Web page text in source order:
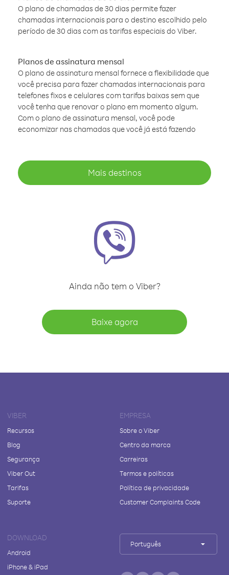
O plano de chamadas de 30 dias permite fazer
chamadas internacionais para o destino escolhido pelo
período de 30 dias com as tarifas especiais do Viber.
Planos de assinatura mensal
O plano de assinatura mensal fornece a flexibilidade que
você precisa para fazer chamadas internacionais para
telefones fixos e celulares com tarifas baixas sem que
você tenha que renovar o plano em momento algum.
Com o plano de assinatura mensal, você pode
economizar nas chamadas que você já está fazendo
Mais destinos
Ainda não tem o Viber?
Baixe agora
VIBER
Recursos
Blog
Segurança
Viber Out
Tarifas
Suporte
EMPRESA
Sobre o Viber
Centro da marca
Carreiras
Termos e políticas
Política de privacidade
Customer Complaints Code
DOWNLOAD
Android
iPhone & iPad
Português